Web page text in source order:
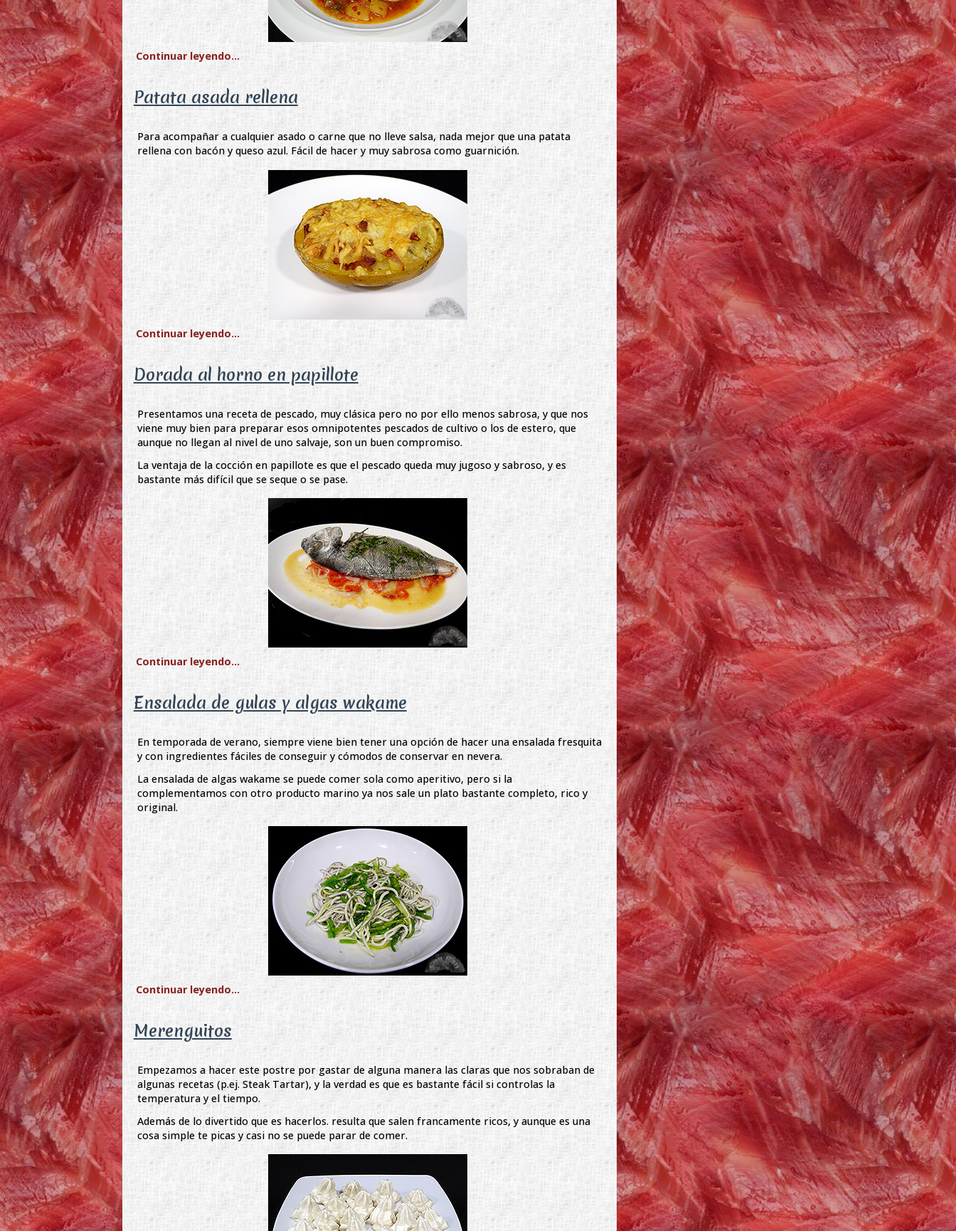
Continuar leyendo...
Patata asada rellena
Para acompañar a cualquier asado o carne que no lleve salsa, nada mejor que una patata
rellena con bacón y queso azul. Fácil de hacer y muy sabrosa como guarnición.
Continuar leyendo...
Dorada al horno en papillote
Presentamos una receta de pescado, muy clásica pero no por ello menos sabrosa, y que nos
viene muy bien para preparar esos omnipotentes pescados de cultivo o los de estero, que
aunque no llegan al nivel de uno salvaje, son un buen compromiso.
La ventaja de la cocción en papillote es que el pescado queda muy jugoso y sabroso, y es
bastante más difícil que se seque o se pase.
Continuar leyendo...
Ensalada de gulas y algas wakame
En temporada de verano, siempre viene bien tener una opción de hacer una ensalada fresquita
y con ingredientes fáciles de conseguir y cómodos de conservar en nevera.
La ensalada de algas wakame se puede comer sola como aperitivo, pero si la
complementamos con otro producto marino ya nos sale un plato bastante completo, rico y
original.
Continuar leyendo...
Merenguitos
Empezamos a hacer este postre por gastar de alguna manera las claras que nos sobraban de
algunas recetas (p.ej. Steak Tartar), y la verdad es que es bastante fácil si controlas la
temperatura y el tiempo.
Además de lo divertido que es hacerlos. resulta que salen francamente ricos, y aunque es una
cosa simple te picas y casi no se puede parar de comer.